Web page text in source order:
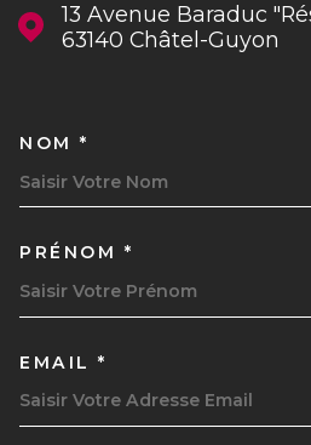
13 Avenue Baraduc
63140
Châtel-Guyon
NOM *
PRÉNOM *
EMAIL *